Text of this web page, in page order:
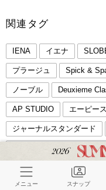
関連タグ
IENA イエナ
プラージュ Spick &
ノーブル Deuxieme
AP STUDIO エーピー
ジャーナルスタンダード
ジャーナルスタンダード
ジャーナルスタンダード
JOURNAL STANDARD
メニュー スナップ